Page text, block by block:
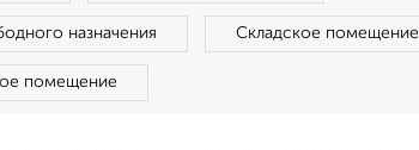
назначения Складское помещение
помещение